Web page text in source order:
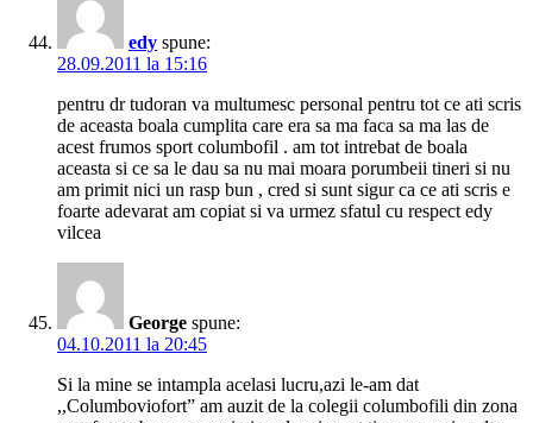
edy spune:
28.09.2011 la 15:16
pentru dr tudoran va multumesc personal pentru tot ce ati scris
de aceasta boala cumplita care era sa ma faca sa ma las de
acest frumos sport columbofil . am tot intrebat de boala
aceasta si ce sa le dau sa nu mai moara porumbeii tineri si nu
am primit nici un rasp bun , cred si sunt sigur ca ce ati scris e
foarte adevarat am copiat si va urmez sfatul cu respect edy
vilcea
George spune:
04.10.2011 la 20:45
Si la mine se intampla acelasi lucru,azi le-am dat
,,Columboviofort” am auzit de la colegii columbofili din zona